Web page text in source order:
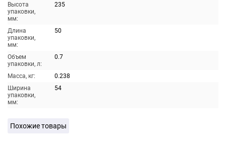
Высота
упаковки,
мм:
235
Длина
упаковки,
мм:
50
Объем
упаковки, л:
0.7
Масса, кг:
0.238
Ширина
упаковки,
мм:
54
Похожие товары